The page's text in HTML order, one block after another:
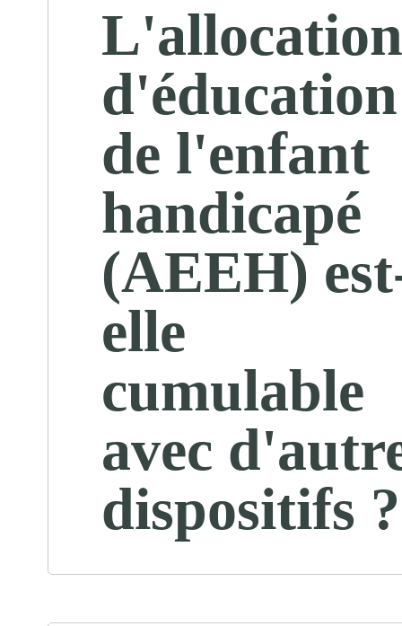
d'éducation
de l'enfant
handicapé
(AEEH)
elle
cumulable
avec
dispositifs ?